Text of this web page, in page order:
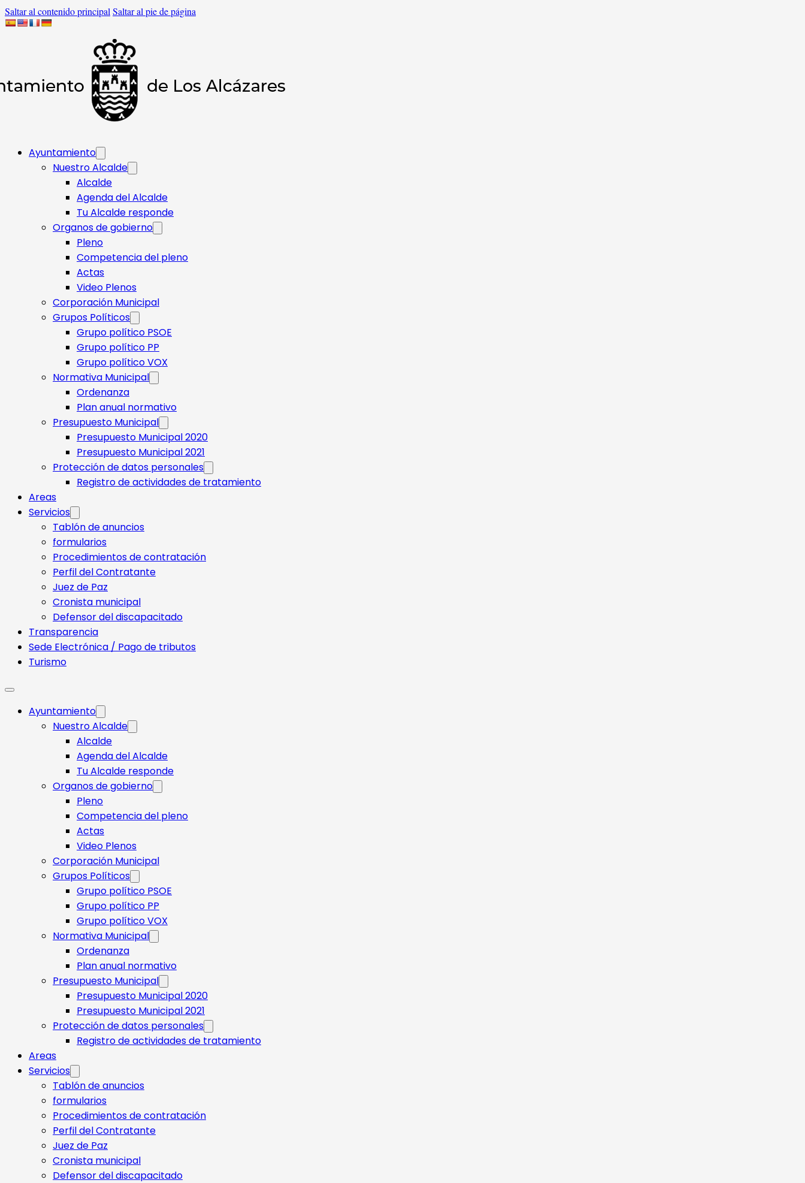
Saltar al contenido principal Saltar al pie de página
Ayuntamiento
Nuestro Alcalde
Alcalde
Agenda del Alcalde
Tu Alcalde responde​
Organos de gobierno
Pleno
Competencia del pleno
Actas
Video Plenos
Corporación Municipal
Grupos Políticos
Grupo político PSOE
Grupo político PP
Grupo político VOX
Normativa Municipal
Ordenanza
Plan anual normativo
Presupuesto Municipal
Presupuesto Municipal 2020
Presupuesto Municipal 2021
Protección de datos personales
Registro de actividades de tratamiento
Areas
Servicios
Tablón de anuncios
formularios
Procedimientos de contratación
Perfil del Contratante
Juez de Paz
Cronista municipal
Defensor del discapacitado
Transparencia
Sede Electrónica / Pago de tributos
Turismo
Ayuntamiento
Nuestro Alcalde
Alcalde
Agenda del Alcalde
Tu Alcalde responde​
Organos de gobierno
Pleno
Competencia del pleno
Actas
Video Plenos
Corporación Municipal
Grupos Políticos
Grupo político PSOE
Grupo político PP
Grupo político VOX
Normativa Municipal
Ordenanza
Plan anual normativo
Presupuesto Municipal
Presupuesto Municipal 2020
Presupuesto Municipal 2021
Protección de datos personales
Registro de actividades de tratamiento
Areas
Servicios
Tablón de anuncios
formularios
Procedimientos de contratación
Perfil del Contratante
Juez de Paz
Cronista municipal
Defensor del discapacitado